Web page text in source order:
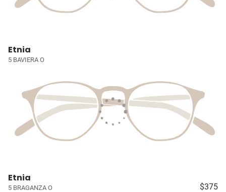
Etnia
5 BAVIERA O
Etnia
5 BRAGANZA O $375